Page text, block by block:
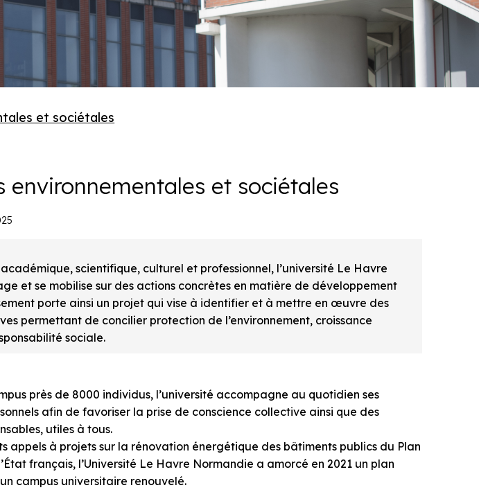
et sociétales
environnementales et sociétales
scientifique, culturel et professionnel, l’université Le Havre
et se mobilise sur des actions concrètes en matière de développement
porte ainsi un projet qui vise à identifier et à mettre en œuvre des
permettant de concilier protection de l’environnement, croissance
sociale.
près de 8000 individus, l’université accompagne au quotidien ses
afin de favoriser la prise de conscience collective ainsi que des
utiles à tous.
appels à projets sur la rénovation énergétique des bâtiments publics du Plan
français, l’Université Le Havre Normandie a amorcé en 2021 un plan
campus universitaire renouvelé.